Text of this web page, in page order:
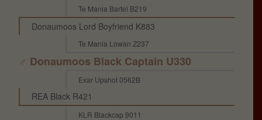
Te Mania Bartel B219
Donaumoos Lord Boyfriend K883
Te Mania Lowan Z237
♂ Donaumoos Black Captain U330
Exar Upshot 0562B
REA Black R421
KLR Blackcap 9011